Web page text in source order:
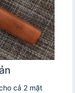
cả 2 mặt